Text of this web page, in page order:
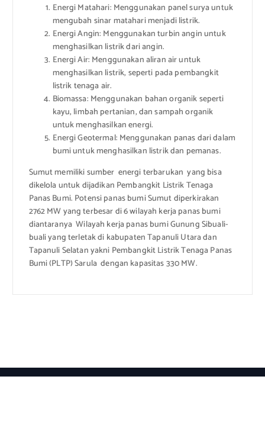
Energi Matahari: Menggunakan panel surya untuk
mengubah sinar matahari menjadi listrik.
Energi Angin: Menggunakan turbin angin untuk
menghasilkan listrik dari angin.
Energi Air: Menggunakan aliran air untuk
menghasilkan listrik, seperti pada pembangkit
listrik tenaga air.
Biomassa: Menggunakan bahan organik seperti
kayu, limbah pertanian, dan sampah organik
untuk menghasilkan energi.
Energi Geotermal: Menggunakan panas dari dalam
bumi untuk menghasilkan listrik dan pemanas.
Sumut memiliki sumber energi terbarukan yang bisa
dikelola untuk dijadikan Pembangkit Listrik Tenaga
Panas Bumi. Potensi panas bumi Sumut diperkirakan
2762 MW yang terbesar di 6 wilayah kerja panas bumi
diantaranya Wilayah kerja panas bumi Gunung Sibuali-
buali yang terletak di kabupaten Tapanuli Utara dan
Tapanuli Selatan yakni Pembangkit Listrik Tenaga Panas
Bumi (PLTP) Sarula dengan kapasitas 330 MW.